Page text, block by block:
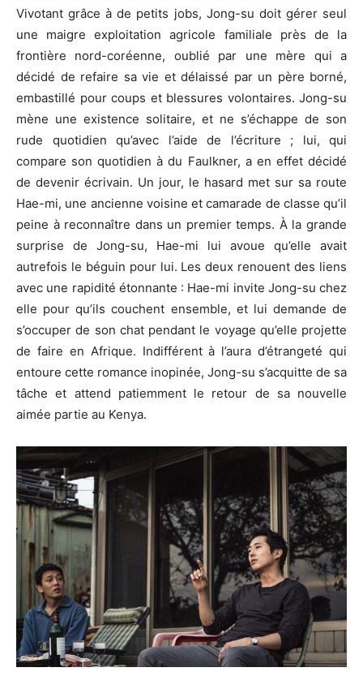
Vivotant grâce à de petits jobs, Jong-su doit gérer seul
une maigre exploitation agricole familiale près de la
frontière nord-coréenne, oublié par une mère qui a
décidé de refaire sa vie et délaissé par un père borné,
embastillé pour coups et blessures volontaires. Jong-su
mène une existence solitaire, et ne s’échappe de son
rude quotidien qu’avec l’aide de l’écriture ; lui, qui
compare son quotidien à du Faulkner, a en effet décidé
de devenir écrivain. Un jour, le hasard met sur sa route
Hae-mi, une ancienne voisine et camarade de classe qu’il
peine à reconnaître dans un premier temps. À la grande
surprise de Jong-su, Hae-mi lui avoue qu’elle avait
autrefois le béguin pour lui. Les deux renouent des liens
avec une rapidité étonnante : Hae-mi invite Jong-su chez
elle pour qu’ils couchent ensemble, et lui demande de
s’occuper de son chat pendant le voyage qu’elle projette
de faire en Afrique. Indifférent à l’aura d’étrangeté qui
entoure cette romance inopinée, Jong-su s’acquitte de sa
tâche et attend patiemment le retour de sa nouvelle
aimée partie au Kenya.